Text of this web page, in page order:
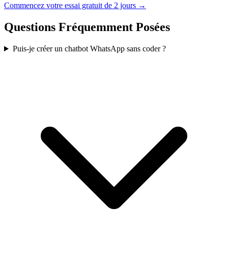
Commencez votre essai gratuit de 2 jours →
Questions Fréquemment Posées
Puis-je créer un chatbot WhatsApp sans coder ?